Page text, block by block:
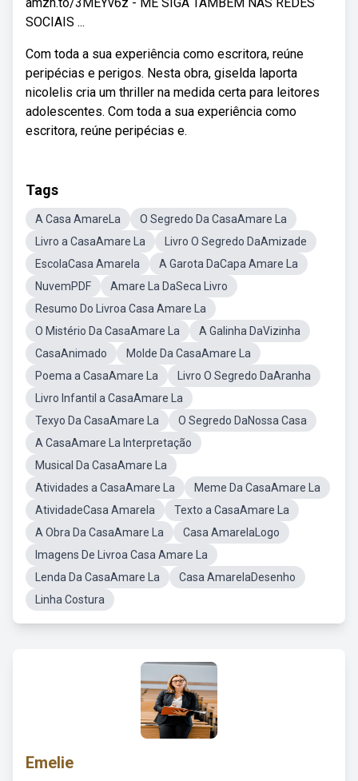
SOCIAIS ...
Com toda a sua experiência como escritora, reúne
peripécias e perigos. Nesta obra, giselda laporta
nicolelis cria um thriller na medida certa para leitores
adolescentes. Com toda a sua experiência como
escritora, reúne peripécias e.
Tags
A Casa AmareLa
O Segredo Da CasaAmare La
Livro a CasaAmare La
Livro O Segredo DaAmizade
EscolaCasa Amarela
A Garota DaCapa Amare La
NuvemPDF
Amare La DaSeca Livro
Resumo Do Livroa Casa Amare La
O Mistério Da CasaAmare La
A Galinha DaVizinha
CasaAnimado
Molde Da CasaAmare La
Poema a CasaAmare La
Livro O Segredo DaAranha
Livro Infantil a CasaAmare La
Texyo Da CasaAmare La
O Segredo DaNossa Casa
A CasaAmare La Interpretação
Musical Da CasaAmare La
Atividades a CasaAmare La
Meme Da CasaAmare La
AtividadeCasa Amarela
Texto a CasaAmare La
A Obra Da CasaAmare La
Casa AmarelaLogo
Imagens De Livroa Casa Amare La
Lenda Da CasaAmare La
Casa AmarelaDesenho
Linha Costura
Emelie